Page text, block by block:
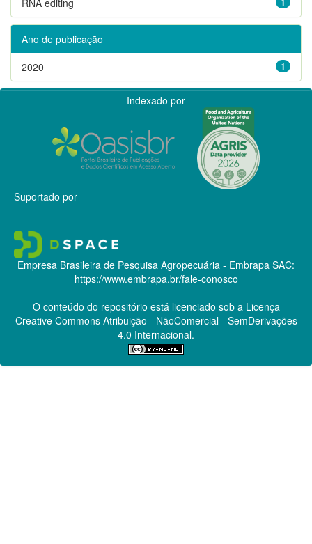
Ano de publicação
1
2020
Indexado por
Suportado por
Empresa Brasileira de Pesquisa Agropecuária - Embrapa SAC:
https://www.embrapa.br/fale-conosco
O conteúdo do repositório está licenciado sob a Licença
Creative CommonsAtribuição - NãoComercial - SemDerivações
4.0 Internacional.